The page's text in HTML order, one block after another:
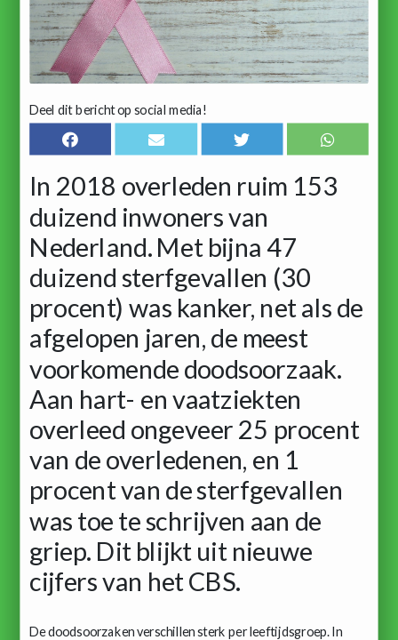
Deel dit bericht op social media!
In 2018 overleden ruim 153
duizend inwoners van
Nederland. Met bijna 47
duizend sterfgevallen (30
procent) was kanker, net als de
afgelopen jaren, de meest
voorkomende doodsoorzaak.
Aan hart- en vaatziekten
overleed ongeveer 25 procent
van de overledenen, en 1
procent van de sterfgevallen
was toe te schrijven aan de
griep. Dit blijkt uit nieuwe
cijfers van het CBS.
De doodsoorzaken verschillen sterk per leeftijdsgroep. In